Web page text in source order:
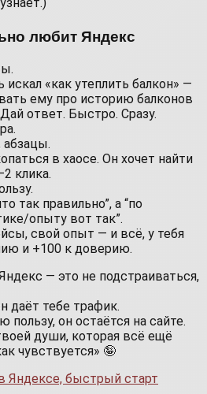
любит Яндекс
искал «как утеплить балкон» —
ему про историю балконов
ответ. Быстро. Сразу.
абзацы.
в хаосе. Он хочет найти
клика.
так правильно”, а “по
опыту вот так”.
свой опыт — и всё, у тебя
и +100 к доверию.
— это не подстраиваться,
даёт тебе трафик.
он остаётся на сайте.
души, которая всё ещё
чувствуется» 🤪
Яндексе, быстрый старт